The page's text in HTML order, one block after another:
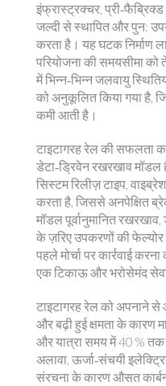
इंफ्रास्ट्रक्चर,
जल्दी से स्थापित और पुन:
करता है। यह घटक निर्माण
परियोजना की समयसीमा को
में भिन्न‑भिन्न जलवायु
को अनुकूलित किया गया है,
कमी आती है।
टाइटागरह रेल की सफलता
डेटा‑ड्रिवेन रखरखाव मॉडल
सिस्टम रिलीज़ टाइप,
करता है, जिससे अनपेक्षित
मॉडलपूर्वानुमानित रखरखाव,
के ज़रिए उपकरणों की
पहले मोर्चा पर कार्रवाई करना
एक टिकाऊ और भरोसेमंद
टाइटागरह रेल को अपनाने से
और बढ़ी हुई क्षमता के कारण
और यात्रा समय में 40 % तक
अलावा, ऊर्जा‑संचयी
संरचना के कारण औसत